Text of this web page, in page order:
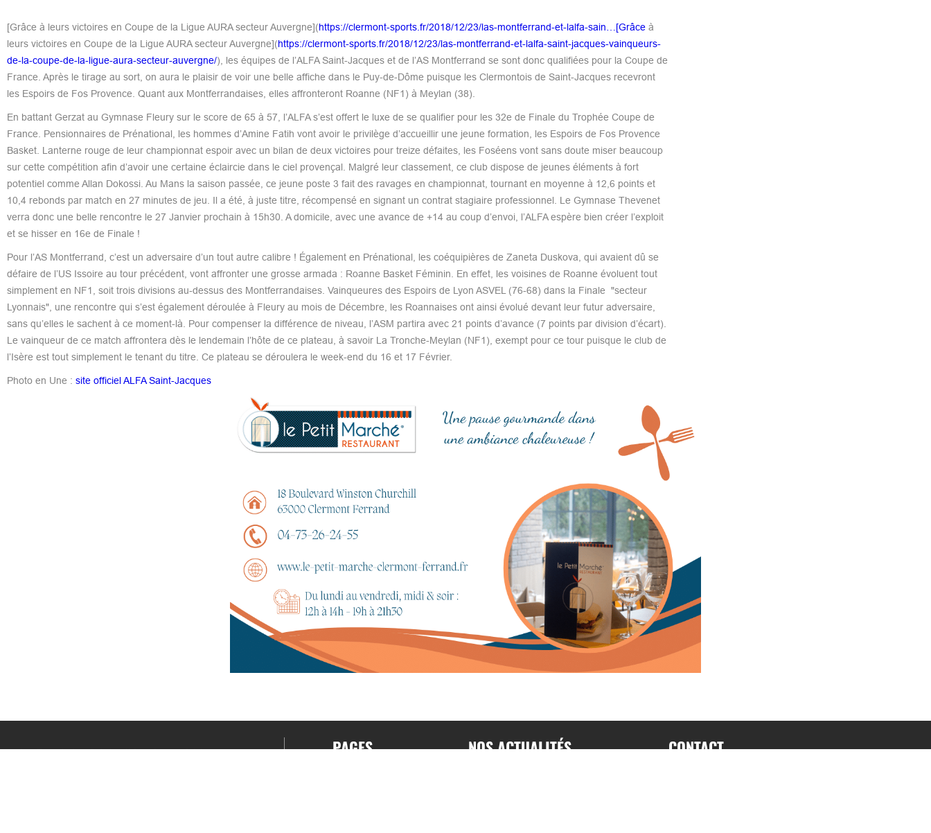
[Grâce à leurs victoires en Coupe de la Ligue AURA secteur Auvergne](https://clermont-sports.fr/2018/12/23/las-montferrand-et-lalfa-sain…[Grâceà
leurs victoires en Coupe de la Ligue AURA secteur Auvergne](https://clermont-sports.fr/2018/12/23/las-montferrand-et-lalfa-saint-jacques-vainqueurs-
de-la-coupe-de-la-ligue-aura-secteur-auvergne/), les équipes de l’ALFA Saint-Jacques et de l’AS Montferrand se sont donc qualifiées pour la Coupe de
France. Après le tirage au sort, on aura le plaisir de voir une belle affiche dans le Puy-de-Dôme puisque les Clermontois de Saint-Jacques recevront
les Espoirs de Fos Provence. Quant aux Montferrandaises, elles affronteront Roanne (NF1) à Meylan (38).
En battant Gerzat au Gymnase Fleury sur le score de 65 à 57, l’ALFA s’est offert le luxe de se qualifier pour les 32e de Finale du Trophée Coupe de
France. Pensionnaires de Prénational, les hommes d’Amine Fatih vont avoir le privilège d’accueillir une jeune formation, les Espoirs de Fos Provence
Basket. Lanterne rouge de leur championnat espoir avec un bilan de deux victoires pour treize défaites, les Foséens vont sans doute miser beaucoup
sur cette compétition afin d’avoir une certaine éclaircie dans le ciel provençal. Malgré leur classement, ce club dispose de jeunes éléments à fort
potentiel comme Allan Dokossi. Au Mans la saison passée, ce jeune poste 3 fait des ravages en championnat, tournant en moyenne à 12,6 points et
10,4 rebonds par match en 27 minutes de jeu. Il a été, à juste titre, récompensé en signant un contrat stagiaire professionnel. Le Gymnase Thevenet
verra donc une belle rencontre le 27 Janvier prochain à 15h30. A domicile, avec une avance de +14 au coup d’envoi, l’ALFA espère bien créer l’exploit
et se hisser en 16e de Finale !
Pour l’AS Montferrand, c’est un adversaire d’un tout autre calibre ! Également en Prénational, les coéquipières de Zaneta Duskova, qui avaient dû se
défaire de l’US Issoire au tour précédent, vont affronter une grosse armada : Roanne Basket Féminin. En effet, les voisines de Roanne évoluent tout
simplement en NF1, soit trois divisions au-dessus des Montferrandaises. Vainqueures des Espoirs de Lyon ASVEL (76-68) dans la Finale "secteur
Lyonnais", une rencontre qui s’est également déroulée à Fleury au mois de Décembre, les Roannaises ont ainsi évolué devant leur futur adversaire,
sans qu’elles le sachent à ce moment-là. Pour compenser la différence de niveau, l’ASM partira avec 21 points d’avance (7 points par division d’écart).
Le vainqueur de ce match affrontera dès le lendemain l’hôte de ce plateau, à savoir La Tronche-Meylan (NF1), exempt pour ce tour puisque le club de
l’Isère est tout simplement le tenant du titre. Ce plateau se déroulera le week-end du 16 et 17 Février.
Photo en Une : site officiel ALFA Saint-Jacques
PAGES NOS ACTUALITÉS CONTACT